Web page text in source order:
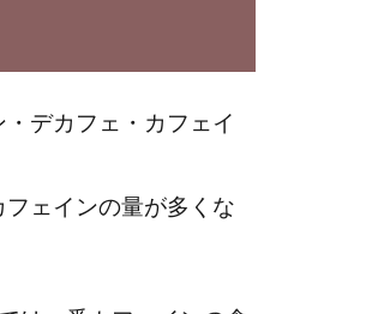
デカフェ・カフェイ
ェインの量が多くな